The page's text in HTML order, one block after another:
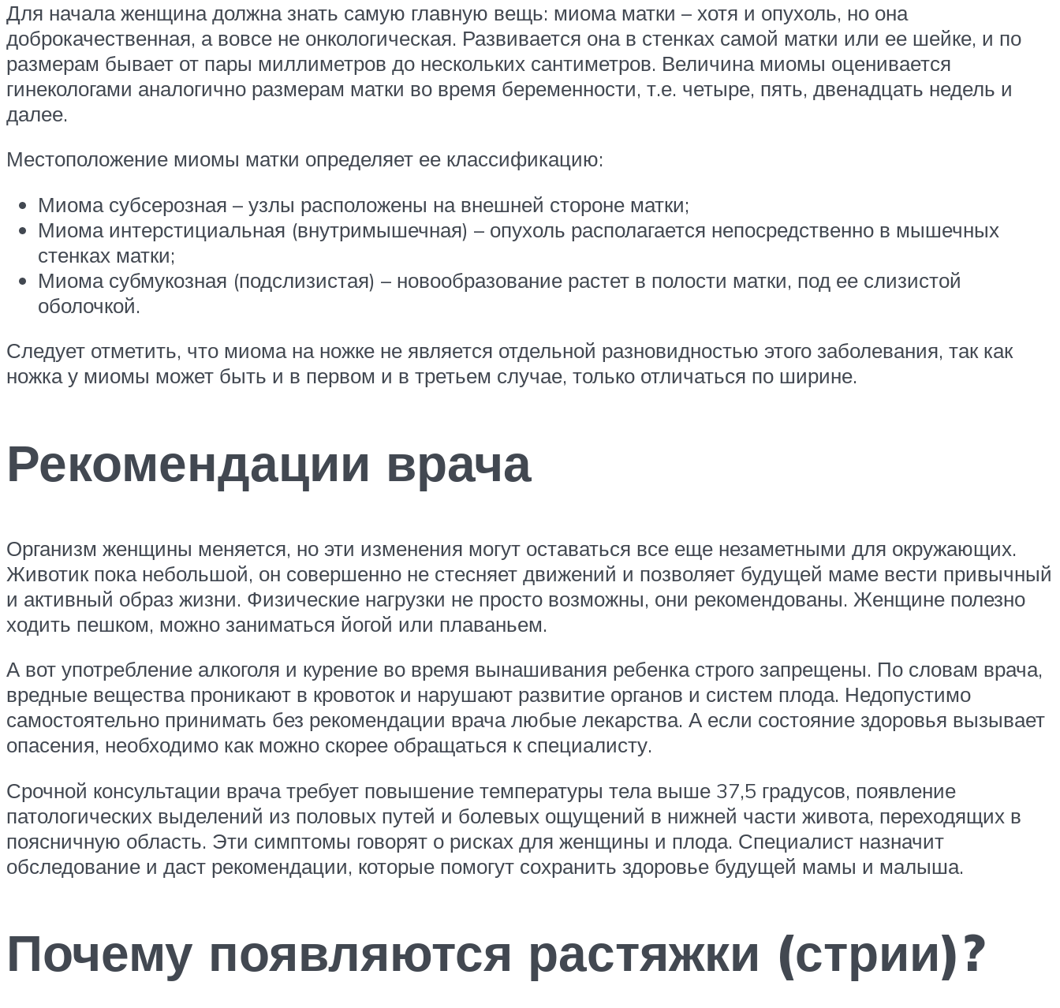
Для начала женщина должна знать самую главную вещь: миома матки – хотя и опухоль, но она
доброкачественная, а вовсе не онкологическая. Развивается она в стенках самой матки или ее шейке, и по
размерам бывает от пары миллиметров до нескольких сантиметров. Величина миомы оценивается
гинекологами аналогично размерам матки во время беременности, т.е. четыре, пять, двенадцать недель и
далее.
Местоположение миомы матки определяет ее классификацию:
Миома субсерозная – узлы расположены на внешней стороне матки;
Миома интерстициальная (внутримышечная) – опухоль располагается непосредственно в мышечных
стенках матки;
Миома субмукозная (подслизистая) – новообразование растет в полости матки, под ее слизистой
оболочкой.
Следует отметить, что миома на ножке не является отдельной разновидностью этого заболевания, так как
ножка у миомы может быть и в первом и в третьем случае, только отличаться по ширине.
Рекомендации врача
Организм женщины меняется, но эти изменения могут оставаться все еще незаметными для окружающих.
Животик пока небольшой, он совершенно не стесняет движений и позволяет будущей маме вести привычный
и активный образ жизни. Физические нагрузки не просто возможны, они рекомендованы. Женщине полезно
ходить пешком, можно заниматься йогой или плаваньем.
А вот употребление алкоголя и курение во время вынашивания ребенка строго запрещены. По словам врача,
вредные вещества проникают в кровоток и нарушают развитие органов и систем плода. Недопустимо
самостоятельно принимать без рекомендации врача любые лекарства. А если состояние здоровья вызывает
опасения, необходимо как можно скорее обращаться к специалисту.
Срочной консультации врача требует повышение температуры тела выше 37,5 градусов, появление
патологических выделений из половых путей и болевых ощущений в нижней части живота, переходящих в
поясничную область. Эти симптомы говорят о рисках для женщины и плода. Специалист назначит
обследование и даст рекомендации, которые помогут сохранить здоровье будущей мамы и малыша.
Почему появляются растяжки (стрии)?